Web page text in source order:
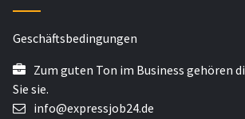
Geschäftsbedingungen
Zum guten Ton im Business gehören
Sie sie.
info@expressjob24.de